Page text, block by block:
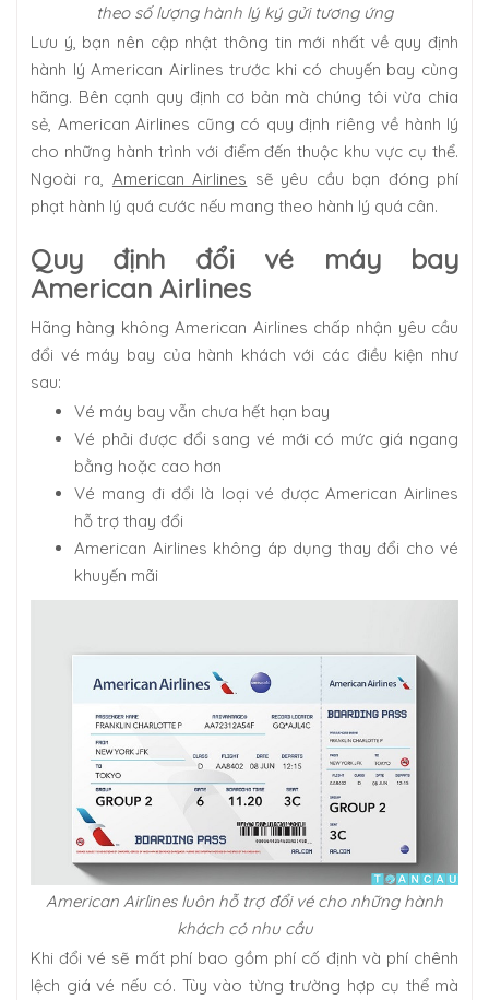
theo số lượng hành lý ký gửi tương ứng
Lưu ý, bạn nên cập nhật thông tin mới nhất về quy định
hành lý American Airlines trước khi có chuyến bay cùng
hãng. Bên cạnh quy định cơ bản mà chúng tôi vừa chia
sẻ, American Airlines cũng có quy định riêng về hành lý
cho những hành trình với điểm đến thuộc khu vực cụ thể.
Ngoài ra, American Airlines sẽ yêu cầu bạn đóng phí
phạt hành lý quá cước nếu mang theo hành lý quá cân.
Quy định đổi vé máy bay
American Airlines
Hãng hàng không American Airlines chấp nhận yêu cầu
đổi vé máy bay của hành khách với các điều kiện như
sau:
Vé máy bay vẫn chưa hết hạn bay
Vé phải được đổi sang vé mới có mức giá ngang
bằng hoặc cao hơn
Vé mang đi đổi là loại vé được American Airlines
hỗ trợ thay đổi
American Airlines không áp dụng thay đổi cho vé
khuyến mãi
American Airlines luôn hỗ trợ đổi vé cho những hành
khách có nhu cầu
Khi đổi vé sẽ mất phí bao gồm phí cố định và phí chênh
lệch giá vé nếu có. Tùy vào từng trường hợp cụ thể mà